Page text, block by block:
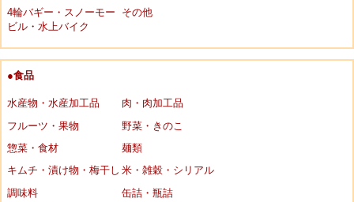
4輪バギー・スノーモー
ビル・水上バイク
その他
●食品
水産物・水産加工品
肉・肉加工品
フルーツ・果物
野菜・きのこ
惣菜・食材
麺類
キムチ・漬け物・梅干し 米・雑穀・シリアル
調味料
缶詰・瓶詰